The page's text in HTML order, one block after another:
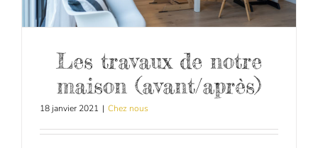
Les travaux de notre
maison (avant/après)
18 janvier 2021 | Chez nous